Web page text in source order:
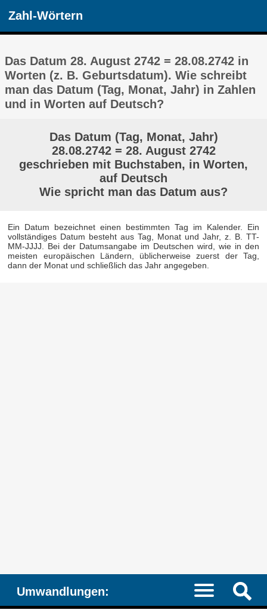
Zahl-Wörtern
Das Datum 28. August 2742 = 28.08.2742 in
Worten (z. B. Geburtsdatum). Wie schreibt
man das Datum (Tag, Monat, Jahr) in Zahlen
und in Worten auf Deutsch?
Das Datum (Tag, Monat, Jahr)
28.08.2742 = 28. August 2742
geschrieben mit Buchstaben, in Worten,
auf Deutsch
Wie spricht man das Datum aus?
Ein Datum bezeichnet einen bestimmten Tag im Kalender. Ein
vollständiges Datum besteht aus Tag, Monat und Jahr, z. B. TT-
MM-JJJJ. Bei der Datumsangabe im Deutschen wird, wie in den
meisten europäischen Ländern, üblicherweise zuerst der Tag,
dann der Monat und schließlich das Jahr angegeben.
Umwandlungen: